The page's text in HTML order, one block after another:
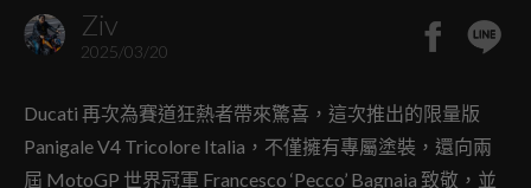
Ziv
2025/03/20
Ducati 再次為賽道狂熱者帶來驚喜，這次推出的限量版
Panigale V4 Tricolore Italia，不僅擁有專屬塗裝，還向兩
屆 MotoGP 世界冠軍 Francesco ‘Pecco’ Bagnaia 致敬，並